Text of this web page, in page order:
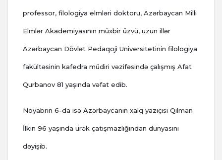
professor, filologiya elmləri doktoru, Azərbaycan Milli
Elmlər Akademiyasının müxbir üzvü, uzun illər
Azərbaycan Dövlət Pedaqoji Universitetinin filologiya
fakültəsinin kafedra müdiri vəzifəsində çalışmış Afat
Qurbanov 81 yaşında vəfat edib.
Noyabrın 6-da isə Azərbaycanın xalq yazıçısı Qılman
İlkin 96 yaşında ürək çatışmazlığından dünyasını
dəyişib.